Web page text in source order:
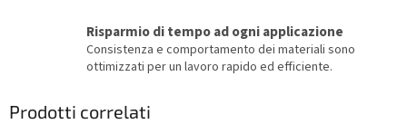
Risparmio di tempo ad ogni applicazione
Consistenza e comportamento dei materiali sono
ottimizzati per un lavoro rapido ed efficiente.
Prodotti correlati